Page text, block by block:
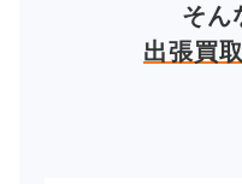
そん
出張買取